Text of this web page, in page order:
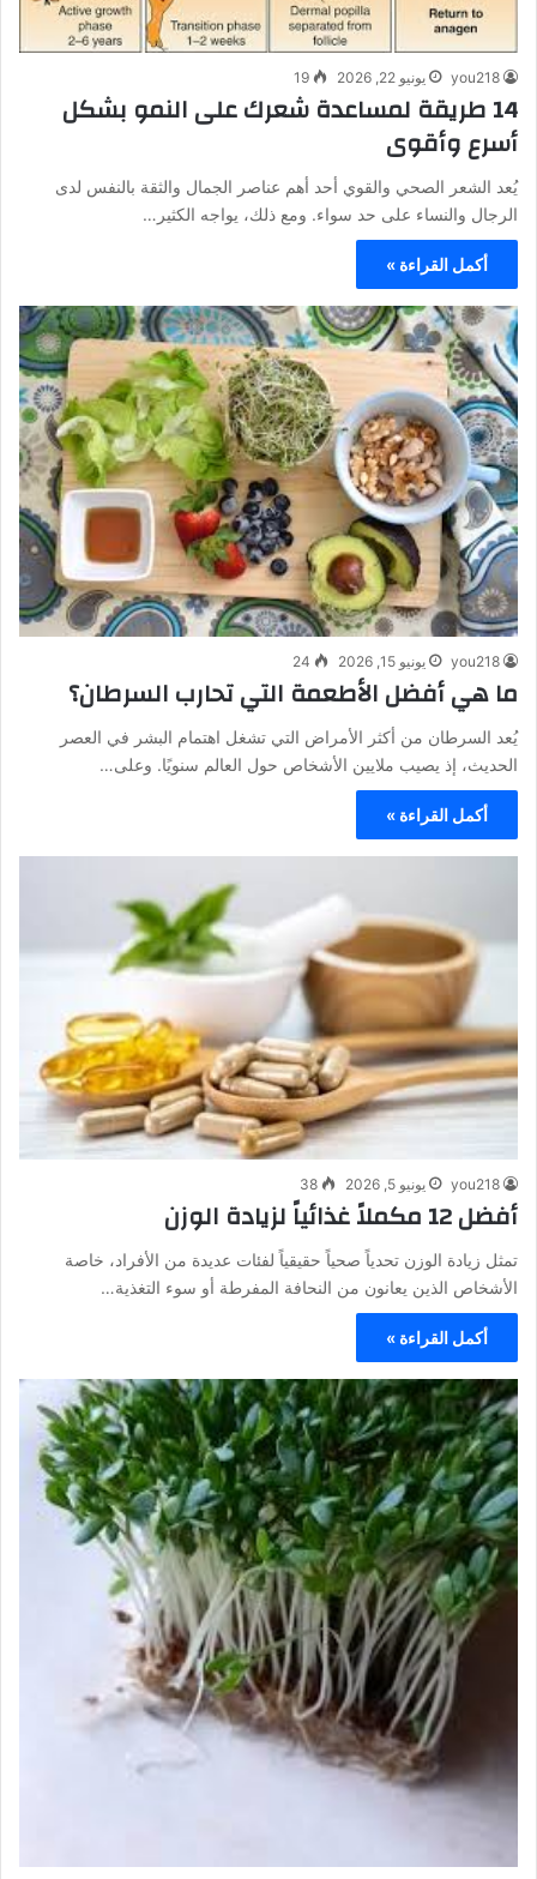
you218 يونيو 22, 2026 19
14 طريقة لمساعدة شعرك على النمو بشكل
أسرع وأقوى
يُعد الشعر الصحي والقوي أحد أهم عناصر الجمال والثقة بالنفس لدى
الرجال والنساء على حد سواء. ومع ذلك، يواجه الكثير…
أكمل القراءة »
you218 يونيو 15, 2026 24
ما هي أفضل الأطعمة التي تحارب السرطان؟
يُعد السرطان من أكثر الأمراض التي تشغل اهتمام البشر في العصر
الحديث، إذ يصيب ملايين الأشخاص حول العالم سنويًا. وعلى…
أكمل القراءة »
you218 يونيو 5, 2026 38
أفضل 12 مكملاً غذائياً لزيادة الوزن
تمثل زيادة الوزن تحدياً صحياً حقيقياً لفئات عديدة من الأفراد، خاصة
الأشخاص الذين يعانون من النحافة المفرطة أو سوء التغذية…
أكمل القراءة »